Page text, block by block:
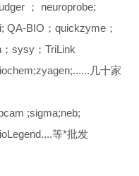
； neuroprobe;
QA-BIO；quickzyme；
sysy；TriLink
几十家
;sigma;neb;
等*批发